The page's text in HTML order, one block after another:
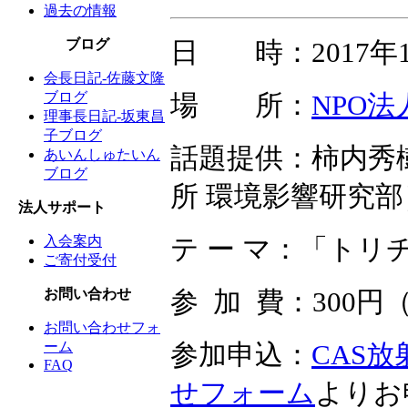
過去の情報
ブログ
会長日記-佐藤文隆
ブログ
理事長日記-坂東昌
子ブログ
あいんしゅたいん
ブログ
法人サポート
入会案内
ご寄付受付
お問い合わせ
お問い合わせフォ
ーム
FAQ
日 時：2017年
場 所： NPO
話題提供：柿内秀
所 環境影響研究
テ ー マ：「トリ
参 加 費：300円
参加申込： CAS放
せフォームより